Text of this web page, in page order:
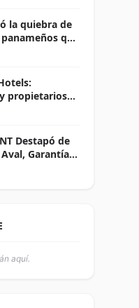
la quiebra de
que
en
propietarios
Destapó de
Garantías
con
aquí.